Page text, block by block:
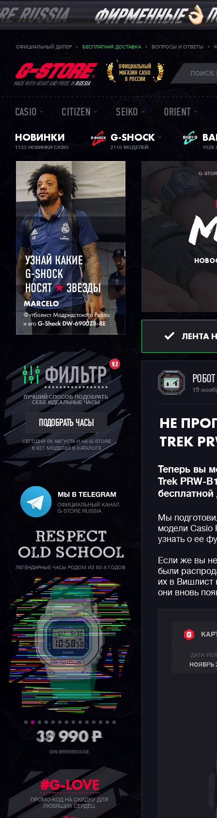
ОФИЦИАЛЬНЫЙ ДИЛЕР БЕСПЛАТНАЯ ДОСТАВКА ВОПРОСЫ И ОТВЕТЫ
MADE WITH HEART AND PRIDE INRUSSIA
ОФИЦИАЛЬНЫЙ
МАГАЗИН CASIO
В РОССИИ
CASIO CITIZEN SEIKO ORIENT
НОВИНКИ
1133 НОВИНКИ CASIO
G-SHOCK
2110 МОДЕЛЕЙ 1029
V.2
ФИЛЬТР
ЛУЧШИЙ СПОСОБ ПОДОБРАТЬ
СЕБЕ ИДЕАЛЬНЫЕ ЧАСЫ
ПОДОБРАТЬ ЧАСЫ
СЕГОДНЯ 08 АВГУСТА И НА G-STORE
6 927 МОДЕЛЕЙ В КАТАЛОГЕ
ЛЕГЕНДАРНЫЕ ЧАСЫ РОДОМ ИЗ 80-Х ГОДОВ
39 990P
GW-B5600BC-1B
#G-LOVE
ПРОМО-КОД НА СКИДКУ ДЛЯ
ЛЮБЯЩИХ СЕРДЕЦ
G-
ЛЕНТА
19
НЕ
TREK
Теперь вы
Trek PRW-
Мы
модели Casio
узнать о ее
Если же вы
были
их в Вишлист
они вновь
ДАТА
НОЯБРЬ